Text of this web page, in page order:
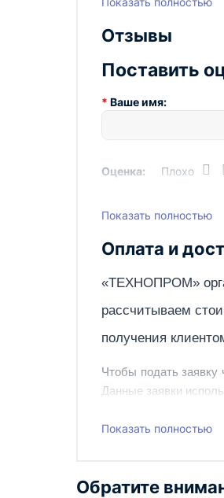
Вес, кг
Отзывы
Поставить
Ваше имя:
Оценка: Плохо
Написать
Показать полностью
Оплата и
«ТЕХНОПРОМ»
рассчитываем
получения
Чтобы подать заявку
Данные заявки
Наш сотрудник
Показать полностью
Обратите